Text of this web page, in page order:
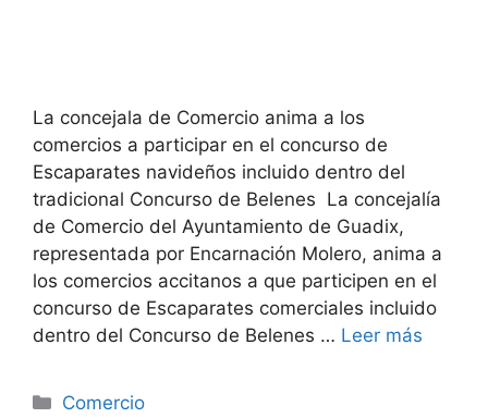
La concejala de Comercio anima a los
comercios a participar en el concurso de
Escaparates navideños incluido dentro del
tradicional Concurso de Belenes La concejalía
de Comercio del Ayuntamiento de Guadix,
representada por Encarnación Molero, anima a
los comercios accitanos a que participen en el
concurso de Escaparates comerciales incluido
dentro del Concurso de Belenes … Leer más
Categorías
Comercio